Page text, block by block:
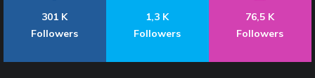
301 K
Followers
1,3 K
Followers
76,5 K
Followers